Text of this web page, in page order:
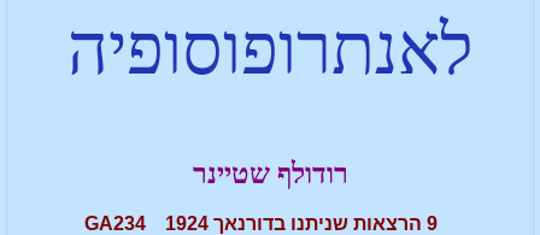
לאנתרופוסופיה
רודולף שטיינר
9 הרצאות שניתנו בדורנאך 1924 GA234